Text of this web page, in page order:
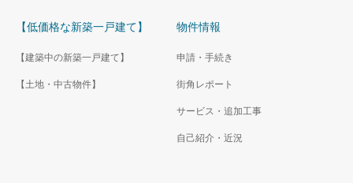
【低価格な新築一戸建て】
【建築中の新築一戸建て】
【土地・中古物件】
物件情報
申請・手続き
街角レポート
サービス・追加工事
自己紹介・近況